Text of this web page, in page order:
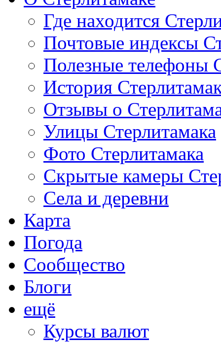
Где находится
Почтовые индексы
Полезные телефоны
История
Отзывы о
Улицы Стерлитамака
Фото Стерлитамака
Скрытые камеры
Села и деревни
Карта
Погода
Сообщество
Блоги
ещё
Курсы валют